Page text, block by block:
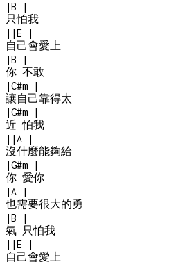
|B
|
只怕我
| |E
|
自己會愛上
|B
|
你 不敢
|C#m
|
讓自己靠得太
|G#m
|
近 怕我
| |A
|
沒什麼能夠給
|G#m
|
你 愛你
|A
|
也需要很大的勇
|B
|
氣 只怕我
| |E
|
自己會愛上